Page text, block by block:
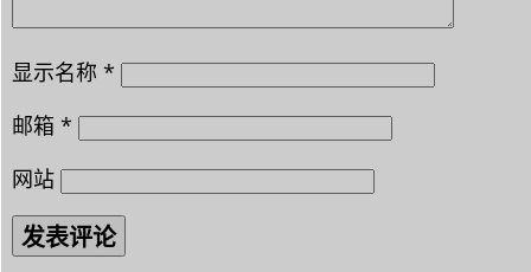
显示名称 *
邮箱 *
网站